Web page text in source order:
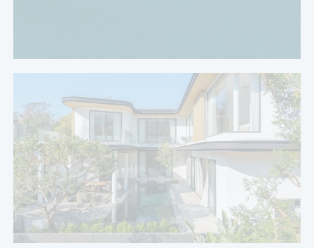
Перейти
Перейти
Перейти
Перейти
Перейти